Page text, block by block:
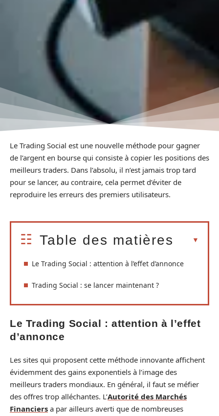
Le Trading Social est une nouvelle méthode pour gagner
de l’argent en bourse qui consiste à copier les positions des
meilleurs traders. Dans l’absolu, il n’est jamais trop tard
pour se lancer, au contraire, cela permet d’éviter de
reproduire les erreurs des premiers utilisateurs.
Table des matières
Le Trading Social : attention à l’effet d’annonce
Trading Social : se lancer maintenant ?
Le Trading Social : attention à l’effet
d’annonce
Les sites qui proposent cette méthode innovante affichent
évidemment des gains exponentiels à l’image des
meilleurs traders mondiaux. En général, il faut se méfier
des offres trop alléchantes. L’Autorité des Marchés
Financiers a par ailleurs averti que de nombreuses